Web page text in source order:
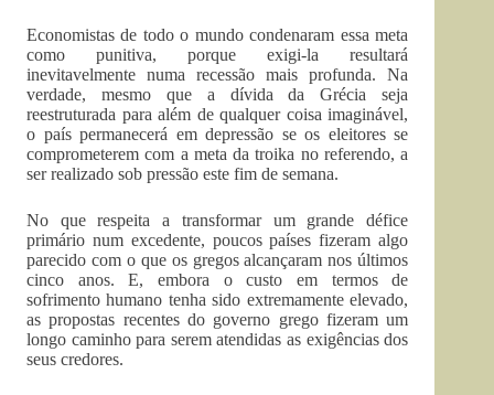
Economistas de todo o mundo condenaram essa meta
como punitiva, porque exigi-la resultará
inevitavelmente numa recessão mais profunda. Na
verdade, mesmo que a dívida da Grécia seja
reestruturada para além de qualquer coisa imaginável,
o país permanecerá em depressão se os eleitores se
comprometerem com a meta da troika no referendo, a
ser realizado sob pressão este fim de semana.
No que respeita a transformar um grande défice
primário num excedente, poucos países fizeram algo
parecido com o que os gregos alcançaram nos últimos
cinco anos. E, embora o custo em termos de
sofrimento humano tenha sido extremamente elevado,
as propostas recentes do governo grego fizeram um
longo caminho para serem atendidas as exigências dos
seus credores.